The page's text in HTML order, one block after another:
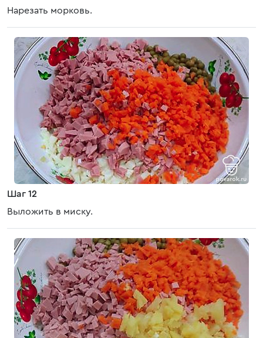
Нарезать морковь.
Шаг 12
Выложить в миску.